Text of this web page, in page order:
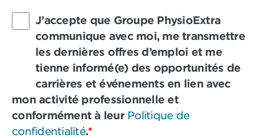
J’accepte que Groupe PhysioExtra
communique avec moi, me transmettre
les dernières offres d’emploi et me
tienne informé(e) des opportunités de
carrières et événements en lien avec
mon activité professionnelle et
conformément à leur Politique de
confidentialité.*